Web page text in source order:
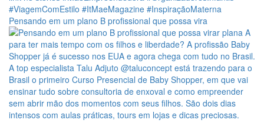
Pensando em um plano B profissional que possa vira